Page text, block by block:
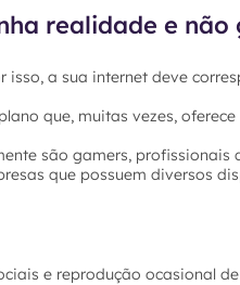
realidade e não
a sua internet deve
que, muitas vezes,
são gamers, profissionais
que possuem diversos
e reprodução ocasional